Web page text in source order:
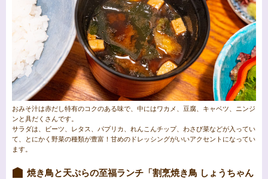
おみそ汁は赤だし特有のコクのある味で、中にはワカメ、豆腐、キャベツ、ニンジ
ンと具だくさんです。
サラダは、ビーツ、レタス、パプリカ、れんこんチップ、わさび菜などが入ってい
て、とにかく野菜の種類が豊富！甘めのドレッシングがいいアクセントになってい
ます。
焼き鳥と天ぷらの至福ランチ「割烹焼き鳥 しょうちゃん